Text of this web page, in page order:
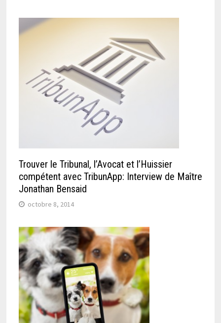
Trouver le Tribunal, l’Avocat et l’Huissier
compétent avec TribunApp: Interview de Maître
Jonathan Bensaid
octobre 8, 2014